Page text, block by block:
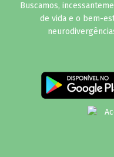
Buscamos,
de vida e o bem-